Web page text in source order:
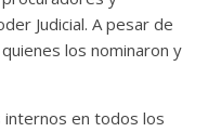
Judicial. A pesar de
los nominaron y
internos en todos los